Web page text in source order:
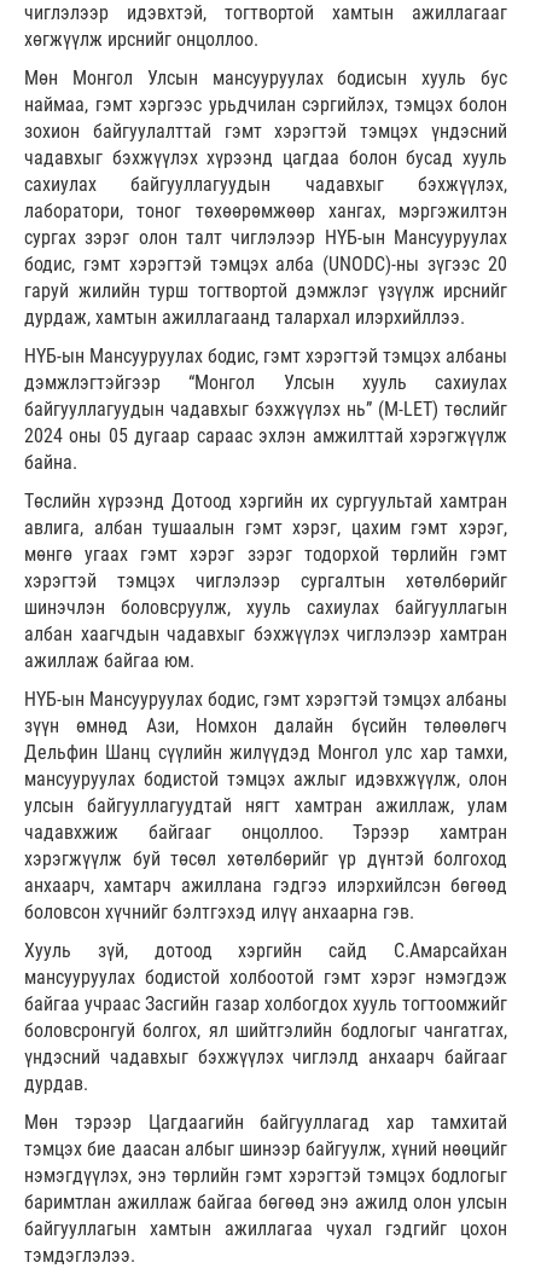
чиглэлээр идэвхтэй, тогтвортой хамтын ажиллагааг
хөгжүүлж ирснийг онцоллоо.
Мөн Монгол Улсын мансууруулах бодисын хууль бус
наймаа, гэмт хэргээс урьдчилан сэргийлэх, тэмцэх болон
зохион байгуулалттай гэмт хэрэгтэй тэмцэх үндэсний
чадавхыг бэхжүүлэх хүрээнд цагдаа болон бусад хууль
сахиулах байгууллагуудын чадавхыг бэхжүүлэх,
лаборатори, тоног төхөөрөмжөөр хангах, мэргэжилтэн
сургах зэрэг олон талт чиглэлээр НҮБ-ын Мансууруулах
бодис, гэмт хэрэгтэй тэмцэх алба (UNODC)-ны зүгээс 20
гаруй жилийн турш тогтвортой дэмжлэг үзүүлж ирснийг
дурдаж, хамтын ажиллагаанд талархал илэрхийллээ.
НҮБ-ын Мансууруулах бодис, гэмт хэрэгтэй тэмцэх албаны
дэмжлэгтэйгээр “Монгол Улсын хууль сахиулах
байгууллагуудын чадавхыг бэхжүүлэх нь” (M-LET) төслийг
2024 оны 05 дугаар сараас эхлэн амжилттай хэрэгжүүлж
байна.
Төслийн хүрээнд Дотоод хэргийн их сургуультай хамтран
авлига, албан тушаалын гэмт хэрэг, цахим гэмт хэрэг,
мөнгө угаах гэмт хэрэг зэрэг тодорхой төрлийн гэмт
хэрэгтэй тэмцэх чиглэлээр сургалтын хөтөлбөрийг
шинэчлэн боловсруулж, хууль сахиулах байгууллагын
албан хаагчдын чадавхыг бэхжүүлэх чиглэлээр хамтран
ажиллаж байгаа юм.
НҮБ-ын Мансууруулах бодис, гэмт хэрэгтэй тэмцэх албаны
зүүн өмнөд Ази, Номхон далайн бүсийн төлөөлөгч
Дельфин Шанц сүүлийн жилүүдэд Монгол улс хар тамхи,
мансууруулах бодистой тэмцэх ажлыг идэвхжүүлж, олон
улсын байгууллагуудтай нягт хамтран ажиллаж, улам
чадавхжиж байгааг онцоллоо. Тэрээр хамтран
хэрэгжүүлж буй төсөл хөтөлбөрийг үр дүнтэй болгоход
анхаарч, хамтарч ажиллана гэдгээ илэрхийлсэн бөгөөд
боловсон хүчнийг бэлтгэхэд илүү анхаарна гэв.
Хууль зүй, дотоод хэргийн сайд С.Амарсайхан
мансууруулах бодистой холбоотой гэмт хэрэг нэмэгдэж
байгаа учраас Засгийн газар холбогдох хууль тогтоомжийг
боловсронгуй болгох, ял шийтгэлийн бодлогыг чангатгах,
үндэсний чадавхыг бэхжүүлэх чиглэлд анхаарч байгааг
дурдав.
Мөн тэрээр Цагдаагийн байгууллагад хар тамхитай
тэмцэх бие даасан албыг шинээр байгуулж, хүний нөөцийг
нэмэгдүүлэх, энэ төрлийн гэмт хэрэгтэй тэмцэх бодлогыг
баримтлан ажиллаж байгаа бөгөөд энэ ажилд олон улсын
байгууллагын хамтын ажиллагаа чухал гэдгийг цохон
тэмдэглэлээ.